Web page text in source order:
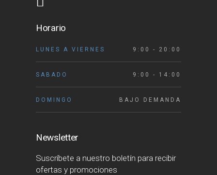
Horario
LUNES A VIERNES 9:00 - 20:00
SABADO 9:00 - 14:00
DOMINGO BAJO DEMANDA
Newsletter
Suscríbete a nuestro boletín para recibir
ofertas y promociones